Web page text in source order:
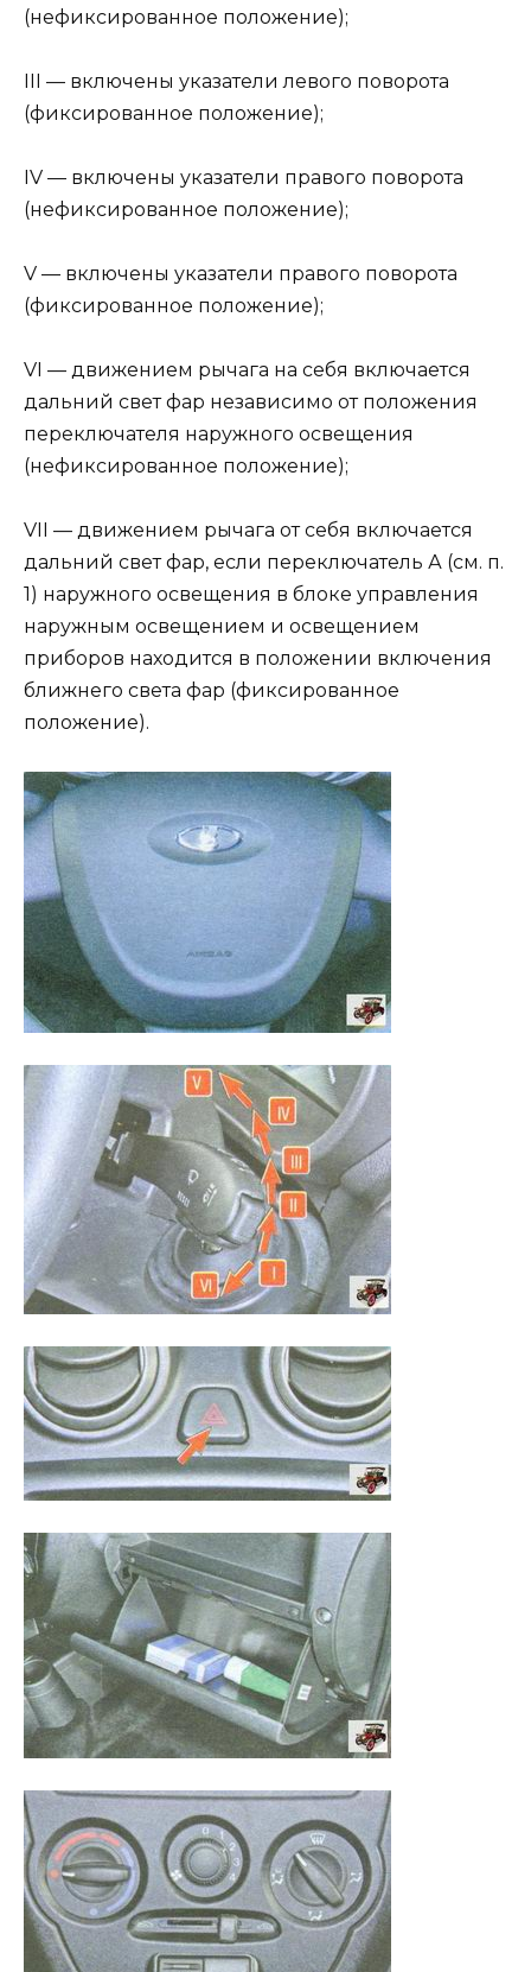
(нефиксированное положение);
III — включены указатели левого поворота
(фиксированное положение);
IV — включены указатели правого поворота
(нефиксированное положение);
V — включены указатели правого поворота
(фиксированное положение);
VI — движением рычага на себя включается
дальний свет фар независимо от положения
переключателя наружного освещения
(нефиксированное положение);
VII — движением рычага от себя включается
дальний свет фар, если переключатель А (см. п.
1) наружного освещения в блоке управления
наружным освещением и освещением
приборов находится в положении включения
ближнего света фар (фиксированное
положение).